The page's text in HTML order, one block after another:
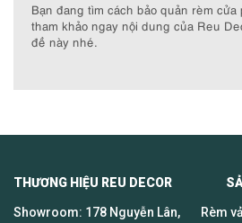
Bạn đang tìm cách bảo quản rèm
tham khảo ngay nội dung của Reu
đề này nhé.
THƯƠNG HIỆU REU DECOR
Showroom: 178 Nguyễn Lân,
Rèm